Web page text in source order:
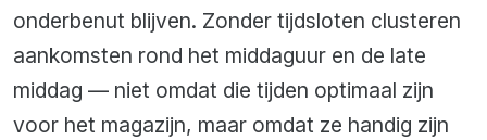
onderbenut blijven. Zonder tijdsloten clusteren
aankomsten rond het middaguur en de late
middag — niet omdat die tijden optimaal zijn
voor het magazijn, maar omdat ze handig zijn